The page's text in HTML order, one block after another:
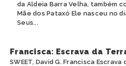
da Aldeia Barra Velha, também
Mãe dos Pataxó Ele nasceu no
Seus...
Francisca: Escrava da
SWEET, David G. Francisca Escrava